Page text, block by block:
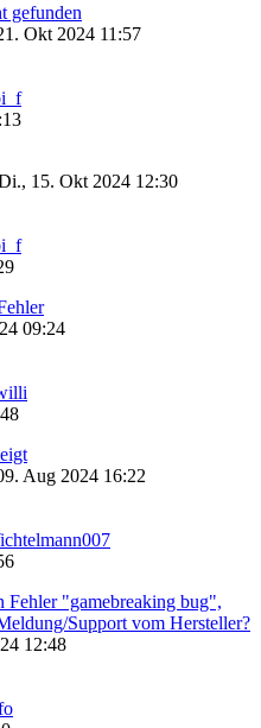
gefunden
Okt 2024 11:57
15. Okt 2024 12:30
09:24
Aug 2024 16:22
Fehler "gamebreaking bug",
Support vom Hersteller?
12:48